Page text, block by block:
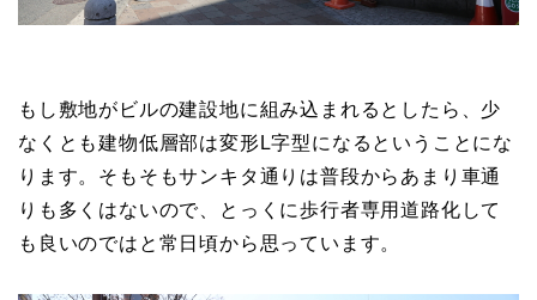
もし敷地がビルの建設地に組み込まれるとしたら、少
なくとも建物低層部は変形L字型になるということにな
ります。そもそもサンキタ通りは普段からあまり車通
りも多くはないので、とっくに歩行者専用道路化して
も良いのではと常日頃から思っています。